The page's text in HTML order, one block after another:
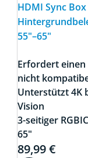
HDMI Sync
55"–65"
Erfordert einen
nicht
Unterstützt 4K
Vision
3-seitiger
65"
89,99 €